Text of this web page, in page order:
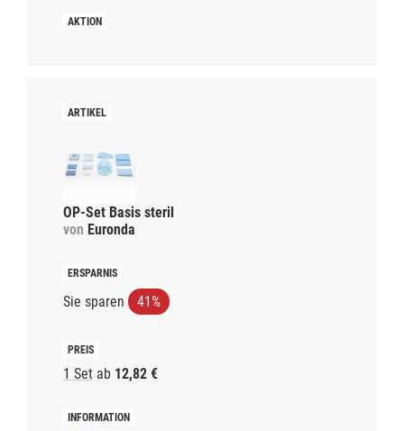
OP-Set Basis steril
von Euronda
Sie sparen 41%
1 Set ab 12,82 €